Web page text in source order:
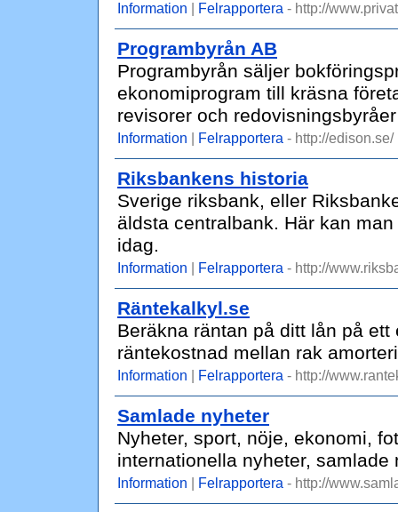
Information | Felrapportera - http://
Programbyrån AB
Programbyrån säljer
ekonomiprogram till kräsna
revisorer och redovisnings­byråer
Information | Felrapportera - http://edison.se/
Riksbankens historia
Sverige riksbank, eller
äldsta centralbank. Här kan
idag.
Information | Felrapportera - http://
Räntekalkyl.se
Beräkna räntan på ditt lån på
räntekostnad mellan rak
Information | Felrapportera - http://
Samlade nyheter
Nyheter, sport, nöje, ekonomi,
internationella nyheter, samlade
Information | Felrapportera - http://